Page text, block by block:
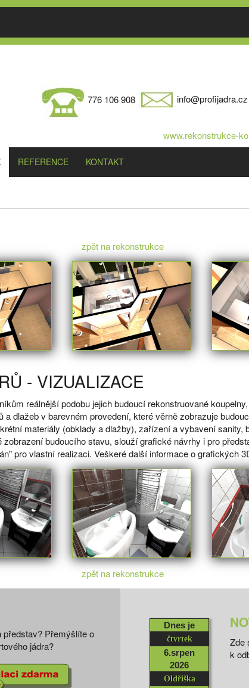
776 106 908 info@profijadra.cz
www.rekonstrukce-
REFERENCE KONTAKT
zpět na rekonstrukce
- VIZUALIZACE
reálnější podobu jejich budoucí rekonstruované
dlažeb v barevném provedení, které věrně zobrazuje
materiály (obklady a dlažby), zařízení a vybavení
budoucího stavu, slouží grafické návrhy i pro
pro vlastní realizaci. Veškeré další informace o grafických
zpět na rekonstrukce
představ? Přemýšlíte o
jádra?
Zde
k
Dnes je
čtvrtek
6.srpen
2026
Oldřiška